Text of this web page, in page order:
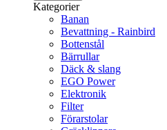
Kategorier
Banan
Bevattning - Rainbird
Bottenstål
Bärrullar
Däck & slang
EGO Power
Elektronik
Filter
Förarstolar